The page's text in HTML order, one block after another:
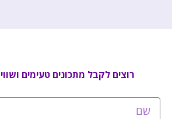
רוצים לקבל מתכונים טעימים